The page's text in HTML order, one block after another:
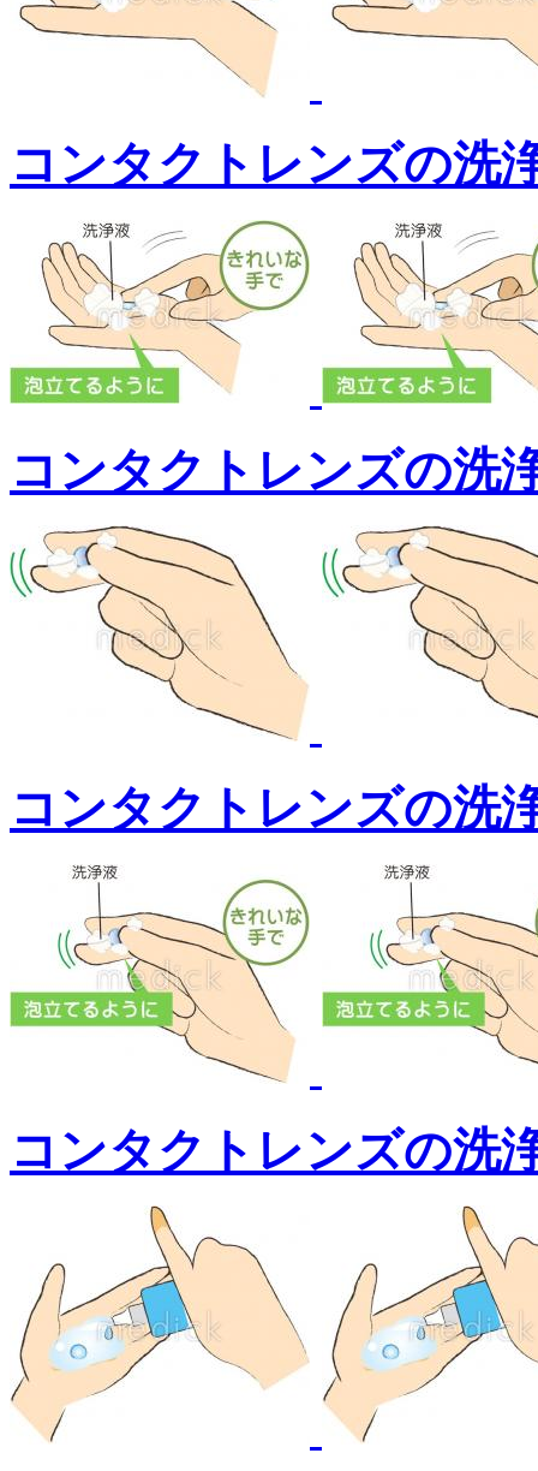
コンタクトレンズの洗
コンタクトレンズの洗
コンタクトレンズの洗
コンタクトレンズの洗